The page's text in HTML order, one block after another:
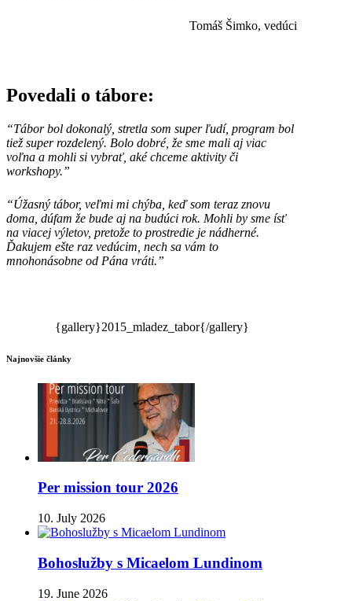
Tomáš Šimko, vedúci
Povedali o tábore:
“Tábor bol dokonalý, stretla som super ľudí, program bol
tiež super rozdelený. Bolo dobré, že sme mali aj viac
voľna a mohli si vybrať, aké chceme aktivity či
workshopy.”
“Úžasný tábor, veľmi mi chýba, keď som teraz znovu
doma, dúfam že bude aj na budúci rok. Mohli by sme ísť
na viacej výletov, pretože to prostredie je nádherné.
Ďakujem ešte raz vedúcim, nech sa vám to
mnohonásobne od Pána vráti.”
{gallery}2015_mladez_tabor{/gallery}
Najnovšie články
Per mission tour 2026
10. July 2026
Bohoslužby s Micaelom Lundinom
19. June 2026